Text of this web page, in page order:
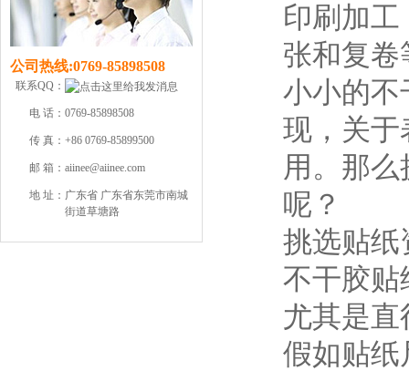
公司热线:0769-85898508
联系QQ：
电 话： 0769-85898508
传 真： +86 0769-85899500
邮 箱： aiinee@aiinee.com
地 址： 广东省 广东省东莞市南城
街道草塘路
印刷加
张和复卷
小小的不
现，关于
用。那
呢？
挑选贴纸
不干胶贴
尤其是
假如贴纸